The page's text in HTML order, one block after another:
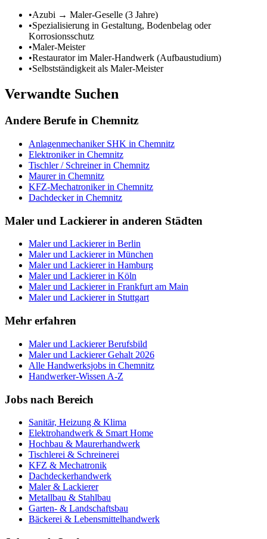
•Azubi → Maler-Geselle (3 Jahre)
•Spezialisierung in Gestaltung, Bodenbelag oder
Korrosionsschutz
•Maler-Meister
•Restaurator im Maler-Handwerk (Aufbaustudium)
•Selbstständigkeit als Maler-Meister
Verwandte Suchen
Andere Berufe in Chemnitz
Anlagenmechaniker SHK in Chemnitz
Elektronikerin Chemnitz
Tischler / Schreinerin Chemnitz
Maurerin Chemnitz
KFZ-Mechatronikerin Chemnitz
Dachdeckerin Chemnitz
Maler und Lackierer in anderen Städten
Maler und Lackiererin Berlin
Maler und Lackiererin München
Maler und Lackiererin Hamburg
Maler und Lackiererin Köln
Maler und Lackiererin Frankfurt am Main
Maler und Lackiererin Stuttgart
Mehr erfahren
Maler und LackiererBerufsbild
Maler und LackiererGehalt 2026
Alle Handwerksjobs in Chemnitz
Handwerker-Wissen A-Z
Jobs nach Bereich
Sanitär, Heizung & Klima
Elektrohandwerk & Smart Home
Hochbau & Maurerhandwerk
Tischlerei & Schreinerei
KFZ & Mechatronik
Dachdeckerhandwerk
Maler & Lackierer
Metallbau & Stahlbau
Garten- & Landschaftsbau
Bäckerei & Lebensmittelhandwerk